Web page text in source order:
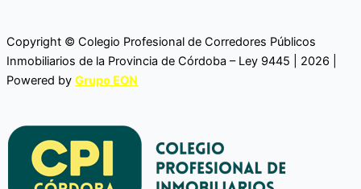
Copyright © Colegio Profesional de Corredores Públicos
Inmobiliarios de la Provincia de Córdoba – Ley 9445 | 2026 |
Powered by Grupo EON